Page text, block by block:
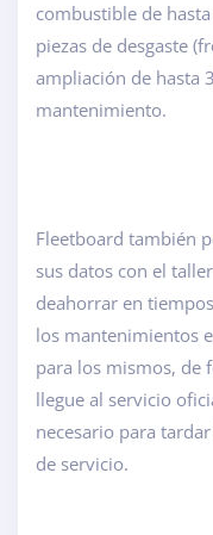
combustible de
piezas de desgaste
ampliación de hasta
mantenimiento.
Fleetboard también
sus datos con el
deahorrar en
los mantenimientos
para los mismos, de
llegue al servicio
necesario para
de servicio.